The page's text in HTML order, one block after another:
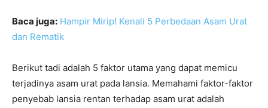
Baca juga: Hampir Mirip! Kenali 5 Perbedaan Asam Urat
dan Rematik
Berikut tadi adalah 5 faktor utama yang dapat memicu
terjadinya asam urat pada lansia. Memahami faktor-faktor
penyebab lansia rentan terhadap asam urat adalah